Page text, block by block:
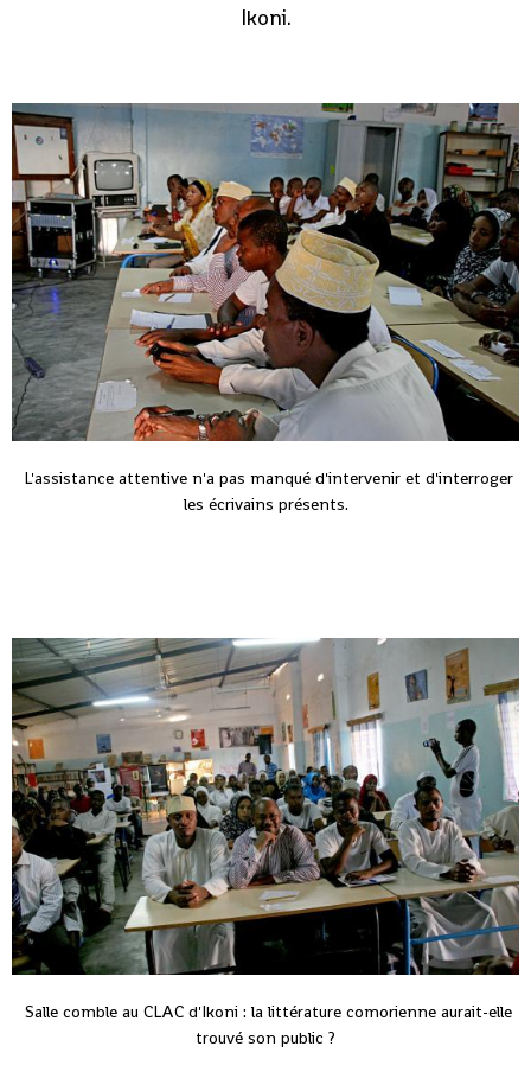
Ikoni.
L'assistance attentive n'a pas manqué d'intervenir et d'interroger
les écrivains présents.
Salle comble au CLAC d'Ikoni : la littérature comorienne aurait-elle
trouvé son public ?